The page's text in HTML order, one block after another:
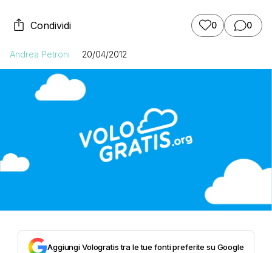
Condividi 0 0
Andrea Petroni 20/04/2012
Aggiungi Vologratis tra le tue fonti preferite su Google